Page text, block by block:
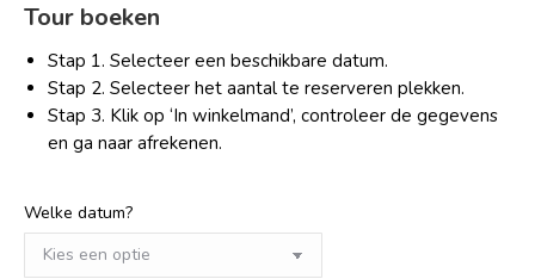
Tour boeken
Stap 1. Selecteer een beschikbare datum.
Stap 2. Selecteer het aantal te reserveren plekken.
Stap 3. Klik op ‘In winkelmand’, controleer de gegevens
en ga naar afrekenen.
Welke datum?